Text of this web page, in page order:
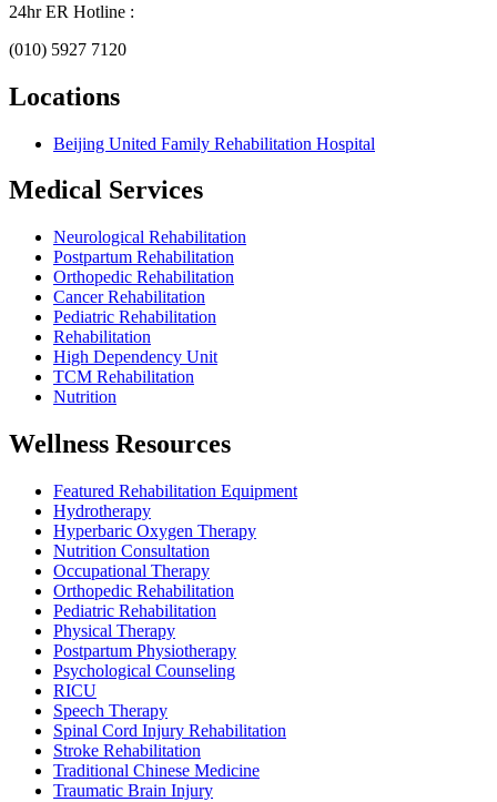
24hr ER Hotline :
(010) 5927 7120
Locations
Beijing United Family Rehabilitation Hospital
Medical Services
Neurological Rehabilitation
Postpartum Rehabilitation
Orthopedic Rehabilitation
Cancer Rehabilitation
Pediatric Rehabilitation
Rehabilitation
High Dependency Unit
TCM Rehabilitation
Nutrition
Wellness Resources
Featured Rehabilitation Equipment
Hydrotherapy
Hyperbaric Oxygen Therapy
Nutrition Consultation
Occupational Therapy
Orthopedic Rehabilitation
Pediatric Rehabilitation
Physical Therapy
Postpartum Physiotherapy
Psychological Counseling
RICU
Speech Therapy
Spinal Cord Injury Rehabilitation
Stroke Rehabilitation
Traditional Chinese Medicine
Traumatic Brain Injury